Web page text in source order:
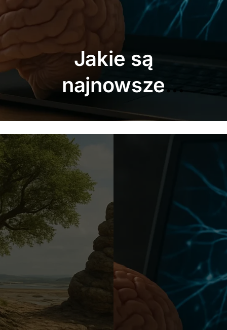
Jakie są
najdziwniejsze
prawa fizyki?